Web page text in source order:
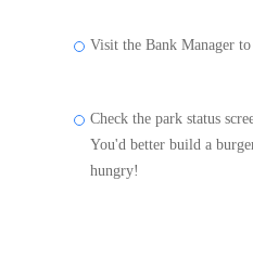
Visit the Bank Manager
Check the park status
You'd better build a
hungry!